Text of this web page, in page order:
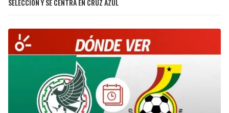
SELECCIÓN Y SE CENTRA EN CRUZ AZUL